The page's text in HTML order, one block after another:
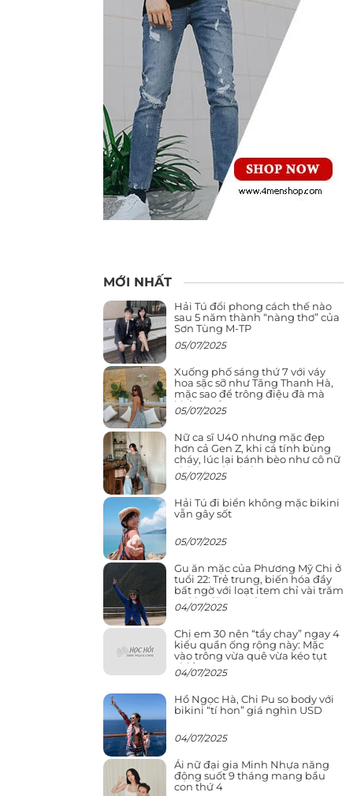
MỚI NHẤT
Hải Tú đổi phong cách thế nào
sau 5 năm thành “nàng thơ” của
Sơn Tùng M-TP
05/07/2025
Xuống phố sáng thứ 7 với váy
hoa sặc sỡ như Tăng Thanh Hà,
mặc sao để trông điệu đà mà
không sến
05/07/2025
Nữ ca sĩ U40 nhưng mặc đẹp
hơn cả Gen Z, khi cá tính bùng
cháy, lúc lại bánh bèo như cô nữ
chính ngôn tình
05/07/2025
Hải Tú đi biển không mặc bikini
vẫn gây sốt
05/07/2025
Gu ăn mặc của Phương Mỹ Chi ở
tuổi 22: Trẻ trung, biến hóa đầy
bất ngờ với loạt item chỉ vài trăm
nghìn đã mua được
04/07/2025
Chị em 30 nên “tẩy chay” ngay 4
kiểu quần ống rộng này: Mặc
vào trông vừa quê vừa kéo tụt
chiều cao
04/07/2025
Hồ Ngọc Hà, Chi Pu so body với
bikini “tí hon” giá nghìn USD
04/07/2025
Ái nữ đại gia Minh Nhựa năng
động suốt 9 tháng mang bầu
con thứ 4